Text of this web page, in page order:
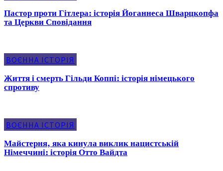
Пастор проти Гітлера: історія Йоганнеса Шварцкопфа
та Церкви Сповідання
ВОЄННА ІСТОРІЯ
Життя і смерть Гільди Коппі: історія німецького
спротиву
ВОЄННА ІСТОРІЯ
Майстерня, яка кинула виклик нацистській
Німеччині: історія Отто Вайдта